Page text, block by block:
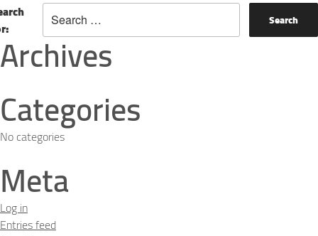
Archives
Categories
No categories
Meta
Log in
Entries feed